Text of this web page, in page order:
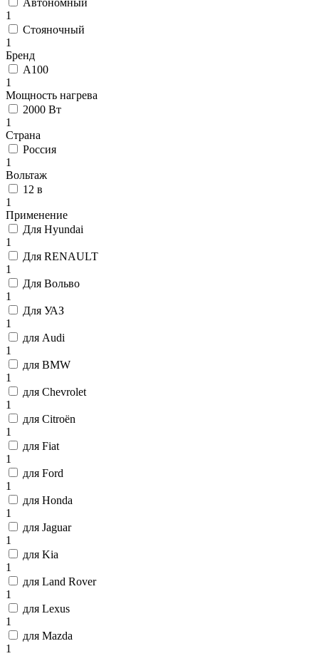
Автономный
1
Стояночный
1
Бренд
А100
1
Мощность нагрева
2000 Вт
1
Страна
Россия
1
Вольтаж
12 в
1
Применение
Для Hyundai
1
Для RENAULT
1
Для Вольво
1
Для УАЗ
1
для Audi
1
для BMW
1
для Chevrolet
1
для Citroën
1
для Fiat
1
для Ford
1
для Honda
1
для Jaguar
1
для Kia
1
для Land Rover
1
для Lexus
1
для Mazda
1